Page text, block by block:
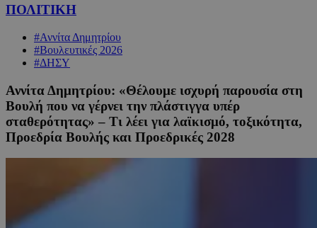
ΠΟΛΙΤΙΚΗ
#Αννίτα Δημητρίου
#Βουλευτικές 2026
#ΔΗΣΥ
Αννίτα Δημητρίου: «Θέλουμε ισχυρή παρουσία στη
Βουλή που να γέρνει την πλάστιγγα υπέρ
σταθερότητας» – Τι λέει για λαϊκισμό, τοξικότητα,
Προεδρία Βουλής και Προεδρικές 2028